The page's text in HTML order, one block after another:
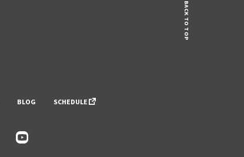
BACK TO TOP
BLOG SCHEDULE